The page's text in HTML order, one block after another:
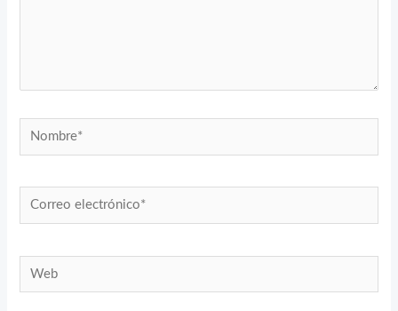
Nombre*
Correo
electrónico*
Web